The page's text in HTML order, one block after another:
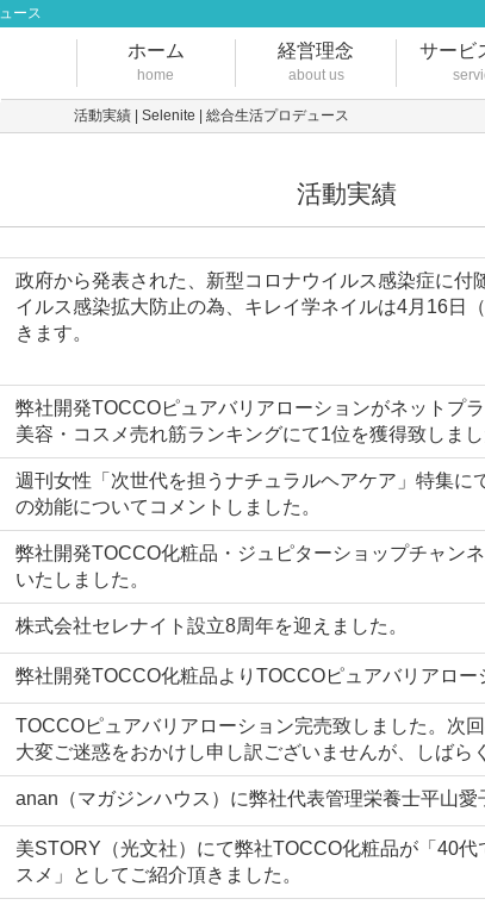
ース
ホーム
home
経営理念
about us
サービ
活動実績 | Selenite | 総合生活プロデュース
活動実績
政府から発表された、新型コロナウイルス感染症に付
イルス感染拡大防止の為、キレイ学ネイルは4月 16日
きます。
弊社開発TOCCOピュアバリアローションがネットプ
美容・コスメ売れ筋ランキングにて1位を獲得致しまし
週刊女性「次世代を担うナチュラルヘアケア」特集に
の効能についてコメントしました。
弊社開発TOCCO化粧品・ジュピターショップチャン
いたしました。
株式会社セレナイト設立8周年を迎えました。
弊社開発TOCCO化粧品よりTOCCOピュアバリアロー
TOCCOピュアバリアローション完売致しました。次
大変ご迷惑をおかけし申し訳ございませんが、しばら
anan（マガジンハウス）に弊社代表管理栄養士平山愛
美STORY（光文社）にて弊社TOCCO化粧品が「40
スメ」としてご紹介頂きました。